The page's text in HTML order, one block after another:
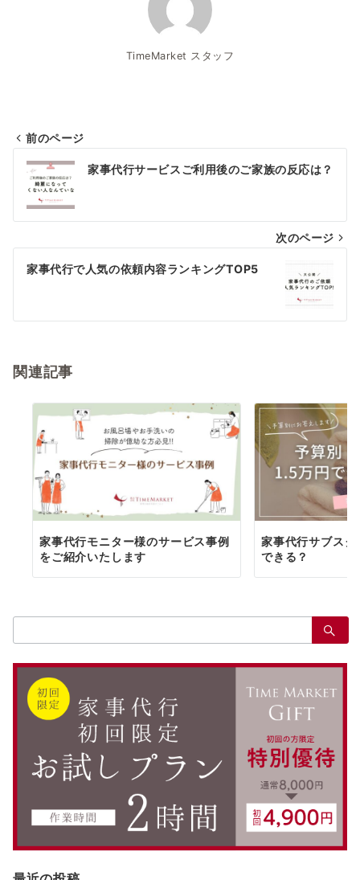
TimeMarket スタッフ
投
稿
ナ
ビ
ゲ
シ
ン
前のページ
家事代行サービスご利用後のご家族の反応は？
次のページ
家事代行で人気の依頼内容ランキングTOP5
関連記事
家事代行モニター様のサービス事例
をご紹介いたします
家事代行サブス
できる？
索：